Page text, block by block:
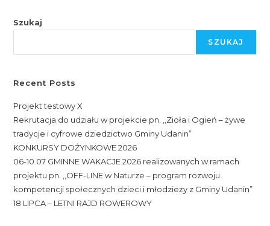
Szukaj
SZUKAJ
Recent Posts
Projekt testowy X
Rekrutacja do udziału w projekcie pn. ,,Zioła i Ogień – żywe
tradycje i cyfrowe dziedzictwo Gminy Udanin”
KONKURSY DOŻYNKOWE 2026
06-10.07 GMINNE WAKACJE 2026 realizowanych w ramach
projektu pn. ,,OFF-LINE w Naturze – program rozwoju
kompetencji społecznych dzieci i młodzieży z Gminy Udanin”
18 LIPCA – LETNI RAJD ROWEROWY